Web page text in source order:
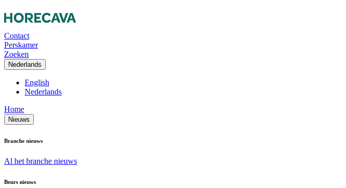
Contact
Perskamer
Zoeken
Nederlands
English
Nederlands
Home
Nieuws
Branche nieuws
Al het branche nieuws
Beurs nieuws